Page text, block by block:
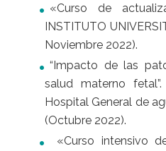
«Curso de
INSTITUTO
Noviembre 2022).
“Impacto de las
salud materno
Hospital General de
(Octubre 2022).
«Curso intensivo